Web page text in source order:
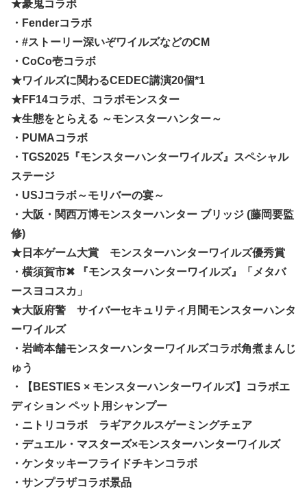
★豪鬼コラボ
・Fenderコラボ
・#ストーリー深いぞワイルズなどのCM
・CoCo壱コラボ
★ワイルズに関わるCEDEC講演20個*1
★FF14コラボ、コラボモンスター
★生態をとらえる ～モンスターハンター～
・PUMAコラボ
・TGS2025『モンスターハンターワイルズ』スペシャル
ステージ
・USJコラボ～モリバーの宴～
・大阪・関西万博モンスターハンター ブリッジ (藤岡要監
修)
★日本ゲーム大賞 モンスターハンターワイルズ優秀賞
・横須賀市✖ 『モンスターハンターワイルズ』「メタバ
ースヨコスカ」
★大阪府警 サイバーセキュリティ月間モンスターハンタ
ーワイルズ
・岩崎本舗モンスターハンターワイルズコラボ角煮まんじ
ゅう
・【BESTIES × モンスターハンターワイルズ】コラボエ
ディション ペット用シャンプー
・ニトリコラボ ラギアクルスゲーミングチェア
・デュエル・マスターズ×モンスターハンターワイルズ
・ケンタッキーフライドチキンコラボ
・サンプラザコラボ景品